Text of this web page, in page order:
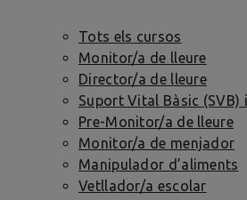
Tots els cursos
Monitor/a de lleure
Director/a de lleure
Suport Vital Bàsic (SVB)
Pre-Monitor/a de lleure
Monitor/a de menjador
Manipulador d’aliments
Vetllador/a escolar